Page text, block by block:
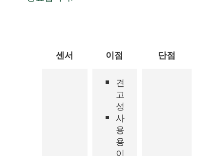
센서 이점 단점
견
고
성
사
용
용
이